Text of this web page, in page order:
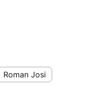
Roman Josi